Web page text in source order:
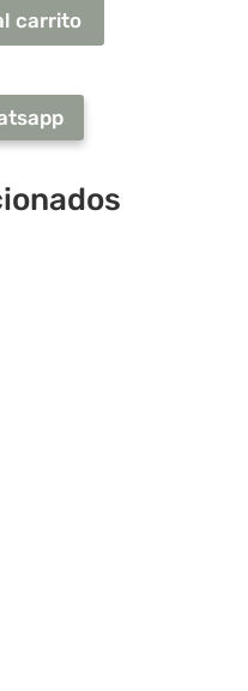
carrito